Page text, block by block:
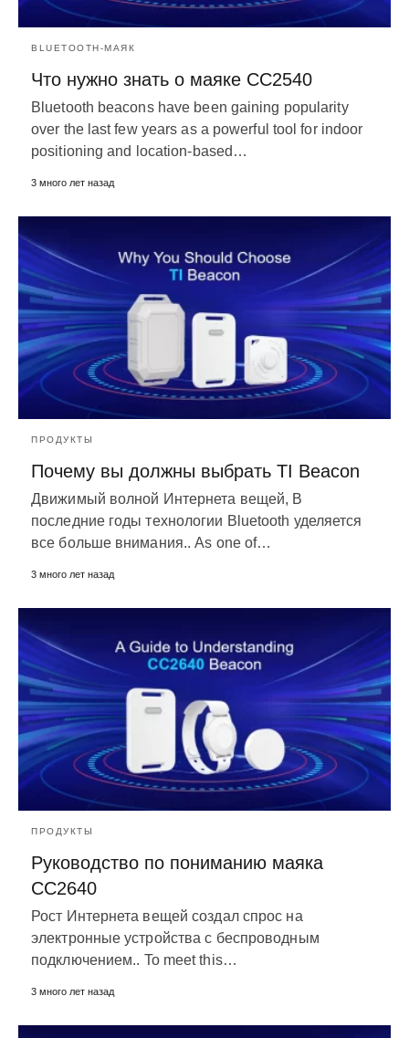
BLUETOOTH-МАЯК
Что нужно знать о маяке CC2540
Bluetooth beacons have been gaining popularity
over the last few years as a powerful tool for indoor
positioning and location-based …
3 много лет назад
ПРОДУКТЫ
Почему вы должны выбрать TI Beacon
Движимый волной Интернета вещей, В
последние годы технологии Bluetooth уделяется
все больше внимания..As one of…
3 много лет назад
ПРОДУКТЫ
Руководство по пониманию маяка
CC2640
Рост Интернета вещей создал спрос на
электронные устройства с беспроводным
подключением.. To meet this…
3 много лет назад